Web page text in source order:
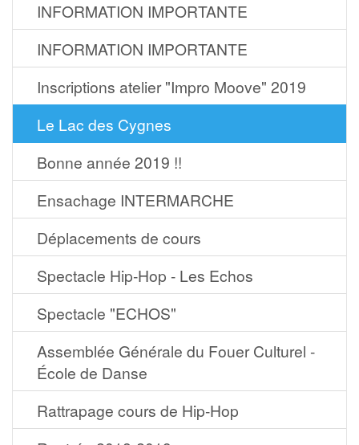
INFORMATION IMPORTANTE
INFORMATION IMPORTANTE
Inscriptions atelier "Impro Moove" 2019
Le Lac des Cygnes
Bonne année 2019 !!
Ensachage INTERMARCHE
Déplacements de cours
Spectacle Hip-Hop - Les Echos
Spectacle "ECHOS"
Assemblée Générale du Fouer Culturel -
École de Danse
Rattrapage cours de Hip-Hop